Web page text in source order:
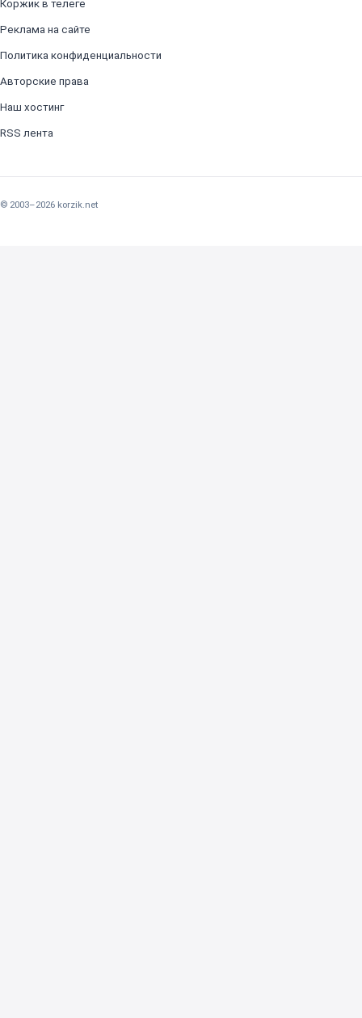
Коржик в телеге
Реклама на сайте
Политика конфиденциальности
Авторские права
Наш хостинг
RSS лента
© 2003–2026 korzik.net